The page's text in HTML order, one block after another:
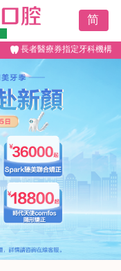
简
長者醫療券指定牙科機構